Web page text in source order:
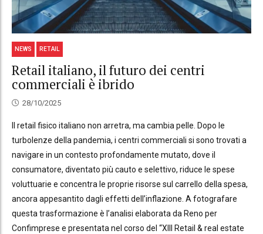
NEWS RETAIL
Retail italiano, il futuro dei centri
commerciali è ibrido
28/10/2025
Il retail fisico italiano non arretra, ma cambia pelle. Dopo le
turbolenze della pandemia, i centri commerciali si sono trovati a
navigare in un contesto profondamente mutato, dove il
consumatore, diventato più cauto e selettivo, riduce le spese
voluttuarie e concentra le proprie risorse sul carrello della spesa,
ancora appesantito dagli effetti dell’inflazione. A fotografare
questa trasformazione è l’analisi elaborata da Reno per
Confimprese e presentata nel corso del “XIII Retail & real estate